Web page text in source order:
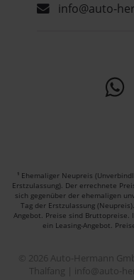
info@auto-
1Ehemaliger Neupreis
Erstzulassung). Der errechnete
sich gegenüber der ehemaligen
Tag der Erstzulassung (Neupreis).
Angebot. Preise sind Bruttopreise.
ein Leasing-Angebot.
© 2026 Auto-Hermann
Thalfang | info@auto-